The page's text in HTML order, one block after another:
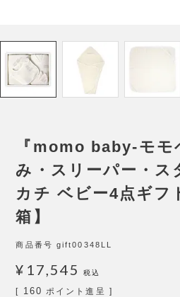
『momo baby-モモ
み・スリーパー・ス
カチ ベビー4点ギフ
箱】
商品番号 gift00348LL
¥ 17,545 税込
[ 160 ポイント進呈 ]